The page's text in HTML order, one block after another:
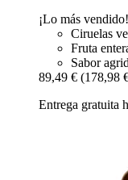
¡Lo más vendido!
Ciruelas
Fruta
Sabor
89,49 € (178,98
Entrega gratuita